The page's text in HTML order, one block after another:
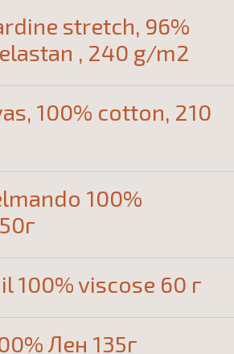
stretch, 96%
, 240 g/m2
100% cotton, 210
100%
100% viscose 60 г
Лен 135г